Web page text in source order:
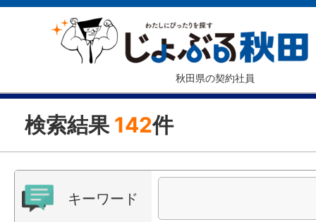
秋田県の契約社員
検索結果 142件
キーワード